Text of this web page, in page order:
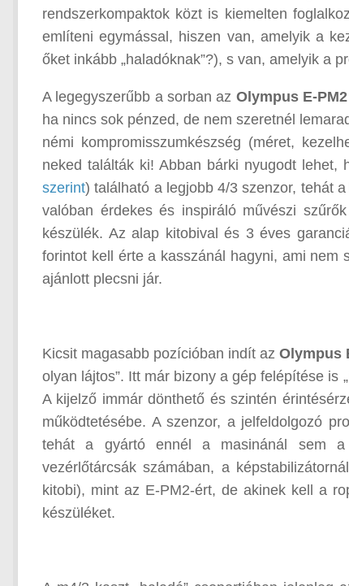
rendszerkompaktok közt is kiemelten
említeni egymással, hiszen van, amelyik a
őket inkább „haladóknak”?), s van, amelyik a
A legegyszerűbb a sorban az Olympus E-PM2
ha nincs sok pénzed, de nem szeretnél
némi kompromisszumkészség (méret,
neked találták ki! Abban bárki nyugodt
szerint) található a legjobb 4/3 szenzor, tehát
valóban érdekes és inspiráló művészi
készülék. Az alap kitobival és 3 éves
forintot kell érte a kasszánál hagyni, ami nem
ajánlott plecsni jár.
Kicsit magasabb pozícióban indít azOlympus
olyan lájtos”. Itt már bizony a gép felépítése is
A kijelző immár dönthető és szintén
működtetésébe. A szenzor, a jelfeldolgozó
tehát a gyártó ennél a masinánál sem a
vezérlőtárcsák számában, a
kitobi), mint az E-PM2-ért, de akinek kell a
készüléket.